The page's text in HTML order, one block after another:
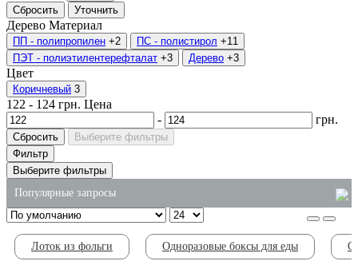
Сбросить
Уточнить
Дерево Материал
ПП - полипропилен +2 ПС - полистирол +11
ПЭТ - полиэтилентерефталат +3 Дерево +3
Цвет
Коричневый 3
122 - 124 грн. Цена
-
грн.
Сбросить
Выберите фильтры
Фильтр
Выберите фильтры
Популярные запросы
средство для стекол 5л
жидкое мыло 5 литров
Лоток из фольги Одноразовые боксы для еды